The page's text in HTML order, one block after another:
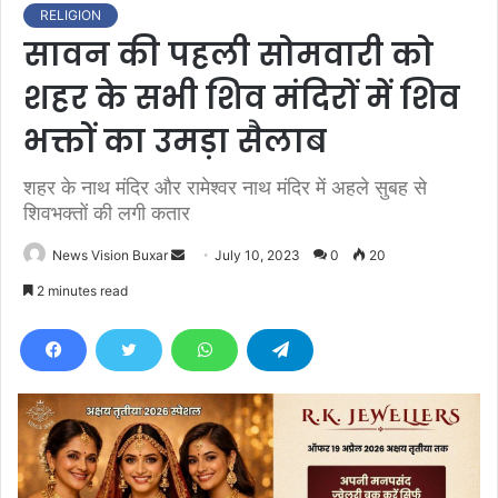
RELIGION
सावन की पहली सोमवारी को
शहर के सभी शिव मंदिरों में शिव
भक्तों का उमड़ा सैलाब
शहर के नाथ मंदिर और रामेश्वर नाथ मंदिर में अहले सुबह से
शिवभक्तों की लगी कतार
News Vision Buxar
d
e
m
a
July 10, 2023 0 20
2 minutes read